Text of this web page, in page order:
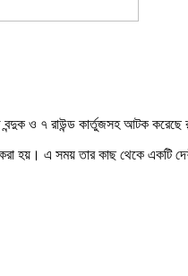
ও ৭ রাউন্ড কার্তুজসহ আটক করেছে
হয়। এ সময় তার কাছ থেকে একটি